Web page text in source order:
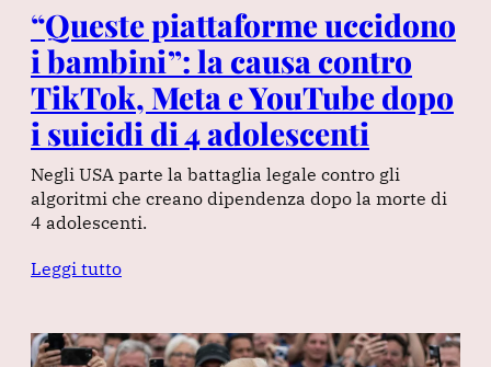
“Queste piattaforme uccidono
i bambini”: la causa contro
TikTok, Meta e YouTube dopo
i suicidi di 4 adolescenti
Negli USA parte la battaglia legale contro gli
algoritmi che creano dipendenza dopo la morte di
4 adolescenti.
Leggi tutto